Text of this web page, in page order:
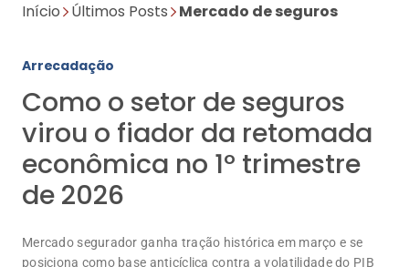
Início Últimos Posts Mercado de seguros
Arrecadação
Como o setor de seguros
virou o fiador da retomada
econômica no 1º trimestre
de 2026
Mercado segurador ganha tração histórica em março e se
posiciona como base anticíclica contra a volatilidade do PIB